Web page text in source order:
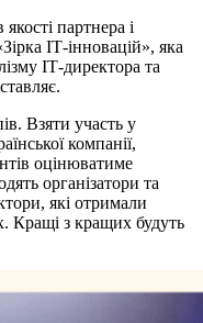
партнера і
ІТ-інновацій», яка
ІТ-директора та
Взяти участь у
компанії,
оцінюватиме
організатори та
які отримали
Кращі з кращих будуть